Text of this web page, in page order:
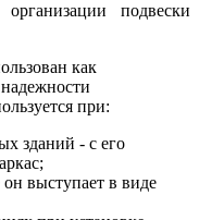
подвески
как
при:
зданий - с его
выступает в виде